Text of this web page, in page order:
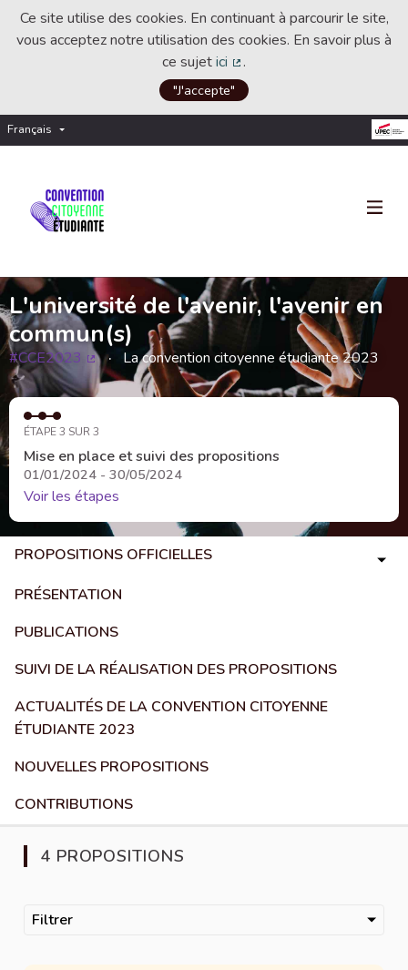
Ce site utilise des cookies. En continuant à parcourir le site,
vous acceptez notre utilisation des cookies. En savoir plus à
ce sujetici
(Lien externe)
.
"J'accepte"
Français Choisir la langue
L'université de l'avenir, l'avenir en
commun(s)
#CCE2023
(Lien externe)
La convention citoyenne étudiante 2023
ÉTAPE 3 SUR 3
Mise en place et suivi des propositions
01/01/2024 - 30/05/2024
Voir les étapes
PROPOSITIONS OFFICIELLES
PRÉSENTATION
PUBLICATIONS
SUIVI DE LA RÉALISATION DES PROPOSITIONS
ACTUALITÉS DE LA CONVENTION CITOYENNE
ÉTUDIANTE 2023
NOUVELLES PROPOSITIONS
CONTRIBUTIONS
4 PROPOSITIONS
Filtrer